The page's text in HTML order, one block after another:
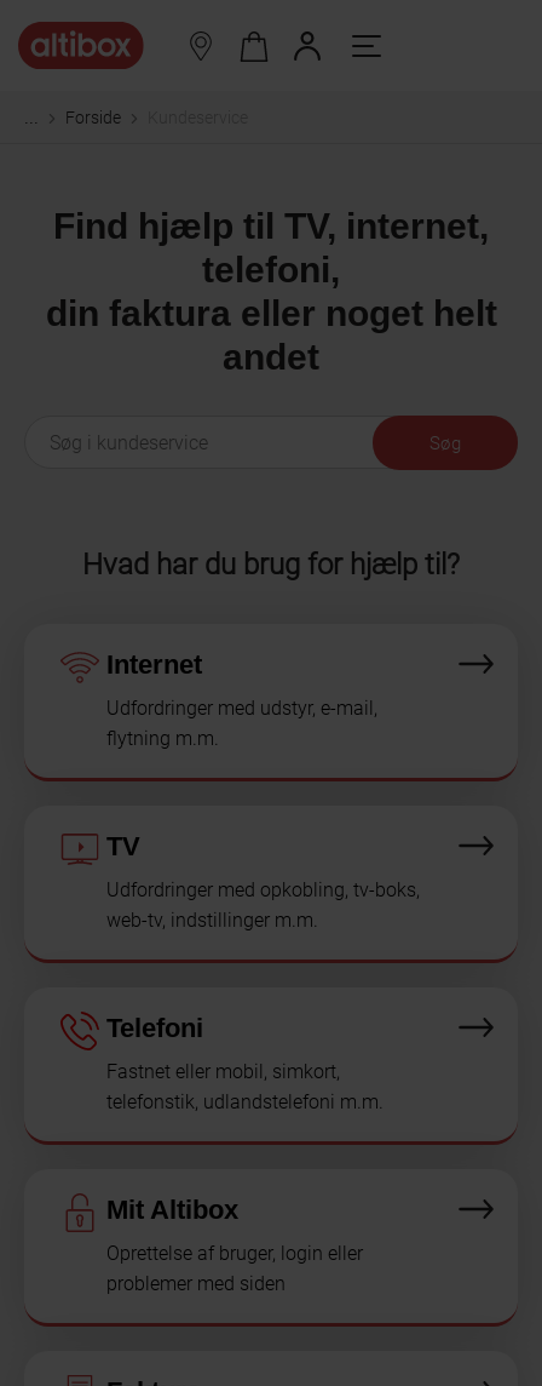
... Forside
Find hjælp til TV, internet,
telefoni,
din faktura eller noget helt
andet
Hvad har du brug for hjælp til?
Internet
Udfordringer med udstyr, e-mail,
flytning m.m.
TV
Udfordringer med opkobling, tv-boks,
web-tv, indstillinger m.m.
Telefoni
Fastnet eller mobil, simkort,
telefonstik, udlandstelefoni m.m.
Mit Altibox
Oprettelse af bruger, login eller
problemer med siden